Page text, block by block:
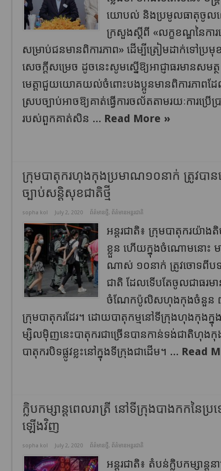
យោបល់ និងប្រមូលធាតុចូលលើ
ក្រសួងស្តីពី «លក្ខខណ្ឌនៃកា
សម្រាប់ជនមានពិការភាព» ដើម្បីត្រៀមដាក់ទៅប្រមុ
សេចក្តីសម្រេច ដូចនេះសូមស្នើឱ្យអាជ្ញាធរមានសមត្
មេត្តាជួយយោគយល់​ចំពោះបងប្អូនមានពិការភាពដ
ស្របច្បាប់អាចឱ្យគាត់ធ្វើការចល័តតាមរយៈការប្រ
របស់ពួកគាត់សិន ... Read More »
ក្រុម​បាតុករ​ហុងកុង​ប្រមាណ​១០​នាក់ ត្រូវបា​
ច្បាប់​សន្តិសុខ​ជាតិ​ថ្មី
sopha kol July 2, 2020 ព័ត៌មានថ្មី, ព័ត៌មានអន្តរជាតិ
អន្តរជាតិ៖ ក្រុមបាតុករ​យ៉ា
ខ្លួន ហើយ​ក្នុងចំណោម​នោះ
ណាស់ ១០​នាក់ ត្រូវ​ចោទ​ពីប
ជាតិ ដែល​ទើបតែ​ចូល​ជា​ធរមា
ចំណែក​ប៉ូលិស​ហុងកុង​ចំនួន ៧​
ក្រុមបាតុករ​ដែរ​។ ដោយបាតុកម្ម​នៅ​ទីក្រុង​ហុងកុង​ក្នុង
ម្សិលមុិញនេះបាតុករ​ជាច្រើន​បាន​កាន់​ទង់ជាតិ​ហុ
បាតុករ​បិទផ្លូវ​ខ្លះ​នៅក្នុង​ទីក្រុង​ជាដើម​។ ... Read
ក្លិបកម្សាន្តពេលរាត្រី នៅទីក្រុងបាងកកនៃប្រទ
ឡើងវិញ
sopha kol July 2, 2020 ព័ត៌មានថ្មី, ព័ត៌មានអន្តរជាតិ
អន្តរជាតិ៖ តំបន់ក្លិបកម្សាន្